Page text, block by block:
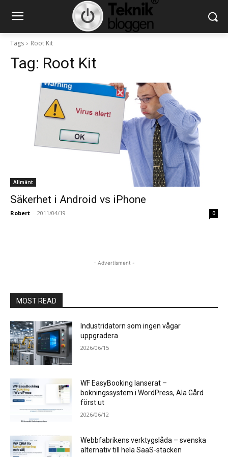
Tags Root Kit
Tag: Root Kit
Allmänt
Säkerhet i Android vs iPhone
Robert - 2011/04/19 0
- Advertisment -
MOST READ
Industridatorn som ingen vågar
uppgradera
2026/06/15
WF EasyBooking lanserat –
bokningssystem i WordPress, Ala Gård
först ut
2026/06/12
Webbfabrikens verktygslåda – svenska
alternativ till hela SaaS-stacken